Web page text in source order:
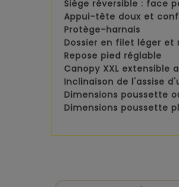
Siège réversible : face
Appui-tête doux et
Protège-harnais
Dossier en filet léger et
Repose pied réglable
Canopy XXL extensible
Inclinaison de l'assise
Dimensions poussette
Dimensions poussette